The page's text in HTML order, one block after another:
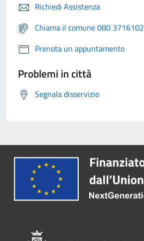
Richiedi Assistenza
Chiama il comune 080 3716102
Prenota un appuntamento
Problemi in città
Segnala disservizio